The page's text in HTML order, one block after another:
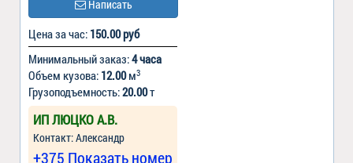
Написать
Цена за час: 150.00 руб
Минимальный заказ:4 часа
Объем кузова: 12.00м3
Грузоподъемность:20.00т
ИП ЛЮЦКО А.В.
Контакт: Александр
+375 Показать номер